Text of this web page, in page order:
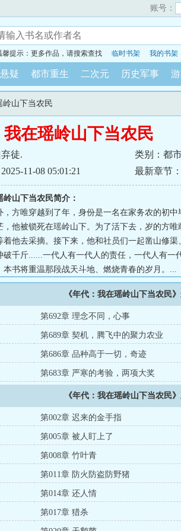
账号：
馨提示：更多作品，请搜索查找 临时书架 我的书架
疑 都市重生 二次元 历史军事
山下当农民
在瑶岭山下当农民
徒. 类别：都
11-08 05:01:21
最新章节：
山下当农民简介：
，方唯穿越到了年，身份是一名在家务农的初
，他被锁死在瑶岭山下。为了活下去，岁的方
着他去采摘。接下来，他和社员们一起凿山修渠
破千斤......一代人有一代人的责任，一代人有一
本书将重温那段战天斗地、燃烧青春的岁月。...
《年代：我在瑶岭山下当农民
第692章 理念不同，心事
第689章 契机，腾飞中的聚力农业
第686章 品种高于一切，奇迹
第683章 严寒的考验，两项大奖
《年代：我在瑶岭山下当农民
第002章 迟来的金手指
第005章 被人盯上了
第008章 竹叶青
第011章 防火防盗防野猪
第014章 还人情
第017章 猎杀